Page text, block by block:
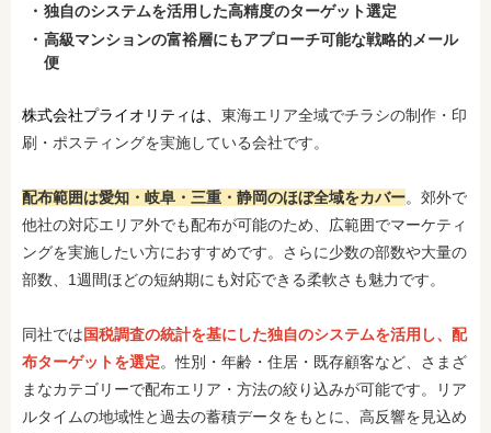
独自のシステムを活用した高精度のターゲット選定
高級マンションの富裕層にもアプローチ可能な戦略的メール
便
株式会社プライオリティは、 東海エリア全域でチラシの制作・印
刷・ポスティングを実施している会社です。
配布範囲は愛知・岐阜・三重・静岡のほぼ全域をカバー。郊外で
他社の対応エリア外でも配布が可能のため、広範囲でマーケティ
ングを実施したい方におすすめです。さらに少数の部数や大量の
部数、1週間ほどの短納期にも対応できる柔軟さも魅力です。
同社では国税調査の統計を基にした独自のシステムを活用し、配
布ターゲットを選定。性別・年齢・住居・既存顧客など、さまざ
まなカテゴリーで配布エリア・方法の絞り込みが可能です。リア
ルタイムの地域性と過去の蓄積データをもとに、高反響を見込め